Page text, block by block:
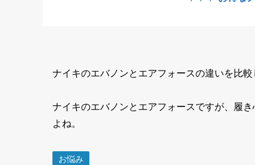
ナイキのエバノンとエアフォースの違いを比
ナイキのエバノンとエアフォースですが、履
よね。
お悩み